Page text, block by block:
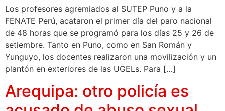
Los profesores agremiados al SUTEP Puno y a la
FENATE Perú, acataron el primer día del paro nacional
de 48 horas que se programó para los días 25 y 26 de
setiembre. Tanto en Puno, como en San Román y
Yunguyo, los docentes realizaron una movilización y un
plantón en exteriores de las UGELs. Para […]
Arequipa: otro policía es